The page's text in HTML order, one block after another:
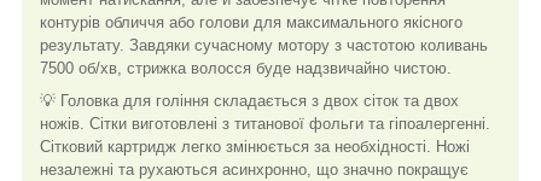
контурів обличчя або голови для максимального якісного
результату. Завдяки сучасному мотору з частотою коливань
7500 об/хв, стрижка волосся буде надзвичайно чистою.
💡 Головка для гоління складається з двох сіток та двох
ножів. Сітки виготовлені з титанової фольги та гіпоалергенні.
Сітковий картридж легко змінюється за необхідності. Ножі
незалежні та рухаються асинхронно, що значно покращує